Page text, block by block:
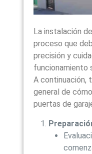
La instalación
proceso que
precisión y
funcionamiento
A continuación,
general de
puertas de